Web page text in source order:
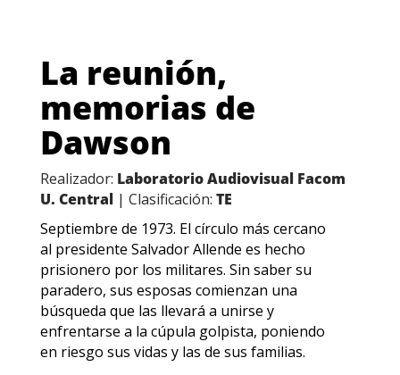
La reunión,
memorias de
Dawson
Realizador: Laboratorio Audiovisual Facom
U. Central| Clasificación: TE
Septiembre de 1973. El círculo más cercano
al presidente Salvador Allende es hecho
prisionero por los militares. Sin saber su
paradero, sus esposas comienzan una
búsqueda que las llevará a unirse y
enfrentarse a la cúpula golpista, poniendo
en riesgo sus vidas y las de sus familias.